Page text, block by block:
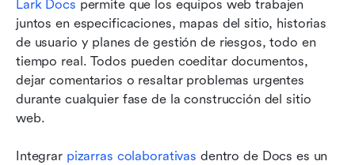
Lark Docs permite que los equipos web trabajen
juntos en especificaciones, mapas del sitio, historias
de usuario y planes de gestión de riesgos, todo en
tiempo real. Todos pueden coeditar documentos,
dejar comentarios o resaltar problemas urgentes
durante cualquier fase de la construcción del sitio
web.
Integrar pizarras colaborativas dentro de Docs es un